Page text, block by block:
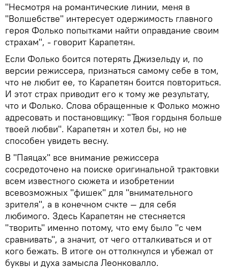
"Несмотря на романтические линии, меня в
"Волшебстве" интересует одержимость главного
героя Фолько попытками найти оправдание своим
страхам", - говорит Карапетян.
Если Фолько боится потерять Джизельду и, по
версии режиссера, признаться самому себе в том,
что не любит ее, то Карапетян боится повториться.
И этот страх приводит его к тому же результату,
что и Фолько. Слова обращенные к Фолько можно
адресовать и постановщику: "Твоя гордыня больше
твоей любви". Карапетян и хотел бы, но не
способен увидеть весну.
В "Паяцах" все внимание режиссера
сосредоточено на поиске оригинальной трактовки
всем известного сюжета и изобретении
всевозможных "фишек" для "внимательного
зрителя", а в конечном счкте — для себя
любимого. Здесь Карапетян не стесняется
"творить" именно потому, что ему было "с чем
сравнивать", а значит, от чего отталкиваться и от
кого бежать. В итоге он оттолкнулся и убежал от
буквы и духа замысла Леонковалло.